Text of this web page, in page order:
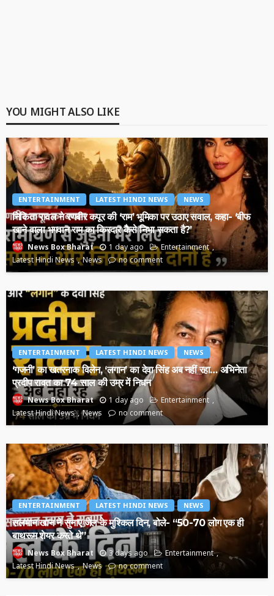
YOU MIGHT ALSO LIKE
ENTERTAINMENT LATEST HINDI NEWS NEWS
निकिता रावल ने रणबीर कपूर की ‘राम’ भूमिका पर उठाए सवाल, कहा- ‘बीफ
खाने वाला भगवान राम का किरदार कैसे निभा सकता है?’
News Box Bharat 1 day ago
Entertainment
Latest Hindi News
News no comment
ENTERTAINMENT LATEST HINDI NEWS NEWS
‘गजनी’ का खतरनाक विलेन, ‘लगान’ का देवा सिंह अब नहीं रहा… अभिनेता
प्रदीप रावत का 74 साल की उम्र में निधन
News Box Bharat 1 day ago
Entertainment
Latest Hindi News
News no comment
ENTERTAINMENT LATEST HINDI NEWS NEWS
सलमान खान ने सुनाए जेल के मुश्किल दिन, बोले- “50-70 लोग एक ही
बाथरूम शेयर करते थे”
News Box Bharat 3 days ago
Entertainment
Latest Hindi News
News no comment